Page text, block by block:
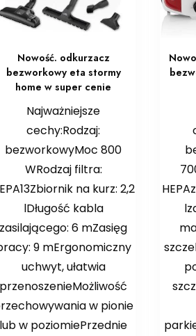
Nowość. odkurzacz
bezworkowy eta stormy
home w super cenie
Najważniejsze
cechy:Rodzaj:
bezworkowyMoc 800
WRodzaj filtra:
na kurz: 2,2
lDługość kabla
zasilającego: 6 mZasięg
9 mErgonomiczny
uchwyt, ułatwia
przenoszenieMożliwość
w pionie
lub w poziomiePrzednie